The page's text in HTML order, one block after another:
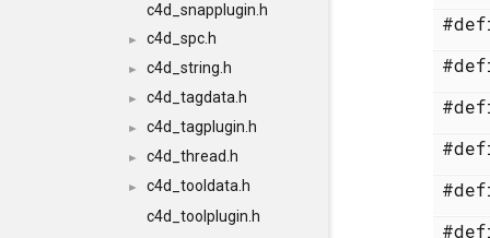
c4d_snapplugin.h
► c4d_spc.h
► c4d_string.h
► c4d_tagdata.h
► c4d_tagplugin.h
► c4d_thread.h
►
c4d_tooldata.h
c4d_toolplugin.h